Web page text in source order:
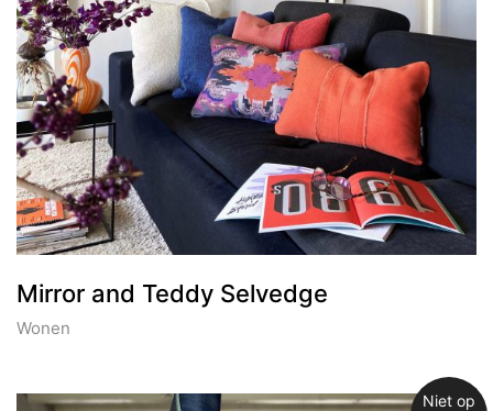
Mirror and Teddy Selvedge
Wonen
Niet op